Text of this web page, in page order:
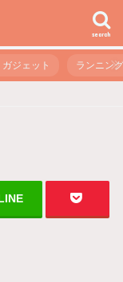
search
ジェット ランニング